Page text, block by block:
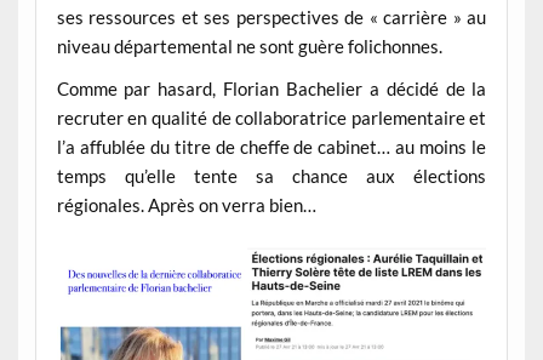
ses ressources et ses perspectives de « carrière » au
niveau départemental ne sont guère folichonnes.
Comme par hasard, Florian Bachelier a décidé de la
recruter en qualité de collaboratrice parlementaire et
l’a affublée du titre de cheffe de cabinet… au moins le
temps qu’elle tente sa chance aux élections
régionales. Après on verra bien…